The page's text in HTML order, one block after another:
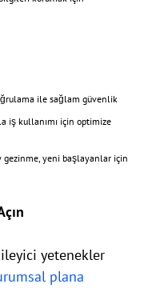
ile sağlam güvenlik
iş kullanımı için optimize
gezinme, yeni başlayanlar için
yetenekler
plana